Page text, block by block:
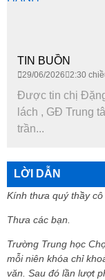
TIN BUỒN
29/06/2026 2:30
Được tin chị
lách , GĐ Trung
trần...
LỜI DẪN
Kính thưa quý thầy cô
Thưa các bạn.
Trường Trung học
mỗi niên khóa chỉ
văn. Sau đó lần lượt